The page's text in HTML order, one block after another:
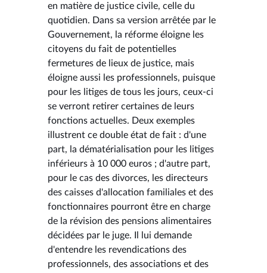
en matière de justice civile, celle du
quotidien. Dans sa version arrêtée par le
Gouvernement, la réforme éloigne les
citoyens du fait de potentielles
fermetures de lieux de justice, mais
éloigne aussi les professionnels, puisque
pour les litiges de tous les jours, ceux-ci
se verront retirer certaines de leurs
fonctions actuelles. Deux exemples
illustrent ce double état de fait : d'une
part, la dématérialisation pour les litiges
inférieurs à 10 000 euros ; d'autre part,
pour le cas des divorces, les directeurs
des caisses d'allocation familiales et des
fonctionnaires pourront être en charge
de la révision des pensions alimentaires
décidées par le juge. Il lui demande
d'entendre les revendications des
professionnels, des associations et des